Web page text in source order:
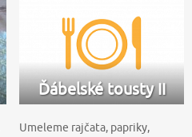
Ďábelské tousty II
Umeleme rajčata, papriky,